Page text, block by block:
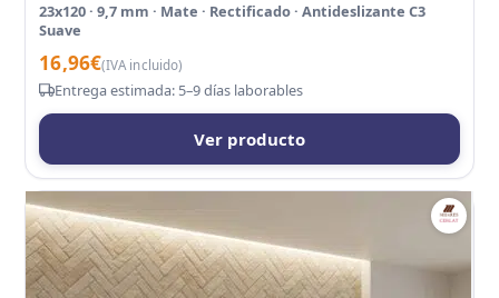
23x120 · 9,7 mm · Mate · Rectificado · Antideslizante C3
Suave
16,96€(IVA incluido)
Entrega estimada: 5–9 días laborables
Ver producto